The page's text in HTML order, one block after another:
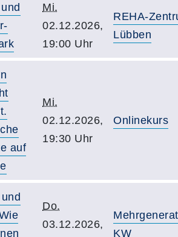
Mi.
02.12.2026,
19:00 Uhr
REHA-
Lübben
auf
Mi.
02.12.2026,
19:30 Uhr
Onlinekurs
Do.
03.12.2026,
KW